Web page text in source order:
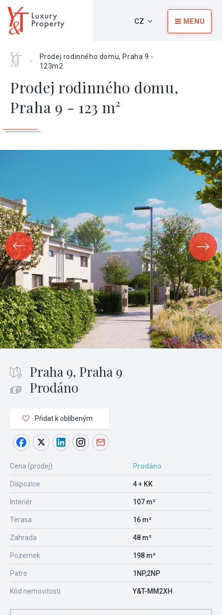
CZ MENU
Home
>
Prodej rodinného domu, Praha 9 -
123m2
Prodej rodinného domu,
Praha 9 - 123 m²
Praha 9, Praha 9
Prodáno
Přidat k oblíbeným
Cena (prodej) Prodáno
Dispozice 4 + KK
Interiér 107 m²
Terasa 16 m²
Zahrada 48 m²
Pozemek 198 m²
Patro 1NP,2NP
Kód nemovitosti Y&T-MM2XH